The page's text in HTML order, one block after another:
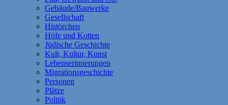
Gebäude/Bauwerke
Gesellschaft
Histörchen
Höfe und Kotten
Jüdische Geschichte
Kult, Kultur, Kunst
Lebenserinnerungen
Migrationsgeschichte
Personen
Plätze
Politik